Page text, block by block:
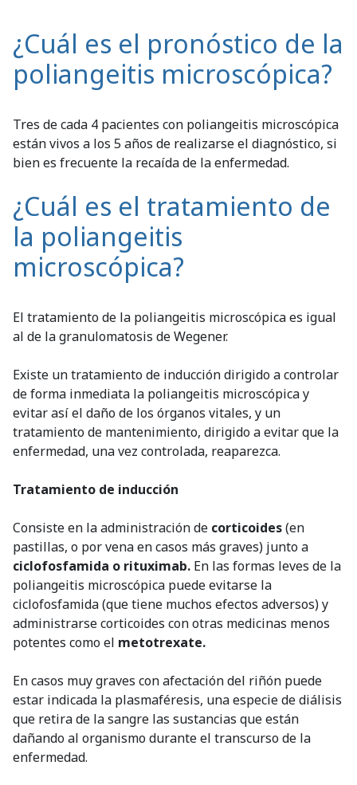
¿Cuál es el pronóstico de la
poliangeitis microscópica?
Tres de cada 4 pacientes con poliangeitis microscópica
están vivos a los 5 años de realizarse el diagnóstico, si
bien es frecuente la recaída de la enfermedad.
¿Cuál es el tratamiento de
la poliangeitis
microscópica?
El tratamiento de la poliangeitis microscópica es igual
al de la granulomatosis de Wegener.
Existe un tratamiento de inducción dirigido a controlar
de forma inmediata la poliangeitis microscópica y
evitar así el daño de los órganos vitales, y un
tratamiento de mantenimiento, dirigido a evitar que la
enfermedad, una vez controlada, reaparezca.
Tratamiento de inducción
Consiste en la administración de corticoides(en
pastillas, o por vena en casos más graves) junto a
ciclofosfamida o rituximab. En las formas leves de la
poliangeitis microscópica puede evitarse la
ciclofosfamida (que tiene muchos efectos adversos) y
administrarse corticoides con otras medicinas menos
potentes como el metotrexate.
En casos muy graves con afectación del riñón puede
estar indicada la plasmaféresis, una especie de diálisis
que retira de la sangre las sustancias que están
dañando al organismo durante el transcurso de la
enfermedad.